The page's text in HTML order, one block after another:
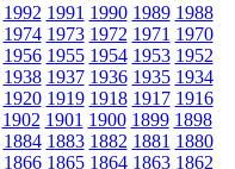
1992 1991 1990 1989 1988
1974 1973 1972 1971 1970
1956 1955 1954 1953 1952
1938 1937 1936 1935 1934
1920 1919 1918 1917 1916
1902 1901 1900 1899 1898
1884 1883 1882 1881 1880
1866 1865 1864 1863 1862